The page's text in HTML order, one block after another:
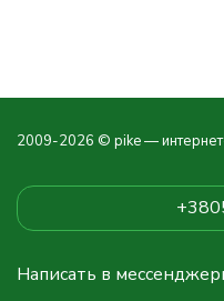
2009-2026 © pike —
Написать в